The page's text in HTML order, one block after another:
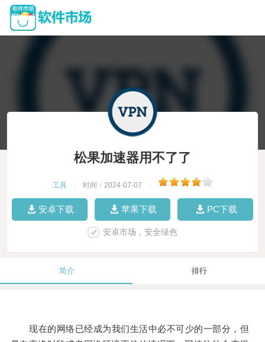
松果加速器用不了了
工具 时间：2024-07-07
安卓下载 苹果下载 PC下载
安卓市场，安全绿色
简介 排行
现在的网络已经成为我们生活中必不可少的一部分，但